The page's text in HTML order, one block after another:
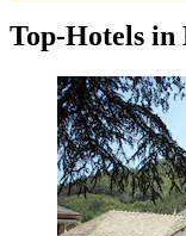
Top-Hotels in